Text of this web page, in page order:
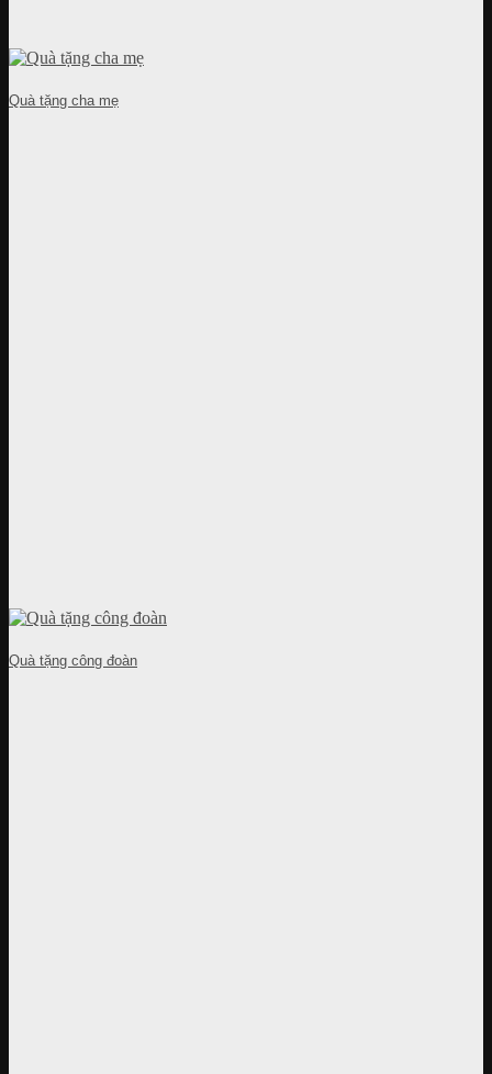
Quà tặng cha mẹ
Quà tặng công đoàn